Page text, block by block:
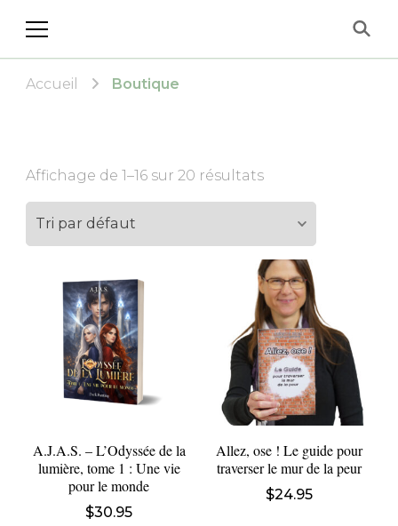
Les Éditions Allez, ose!
Accueil Boutique
Affichage de 1–16 sur 20 résultats
A.J.A.S. – L’Odyssée de la
lumière, tome 1 : Une vie
pour le monde
$30.95
Allez, ose ! Le guide pour
traverser le mur de la peur
$24.95